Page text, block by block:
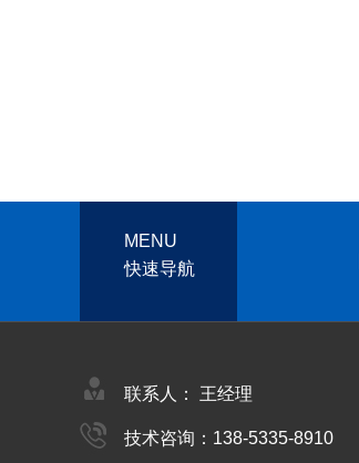
MENU
快速导航
联系人： 王经理
技术咨询：138-5335-8910